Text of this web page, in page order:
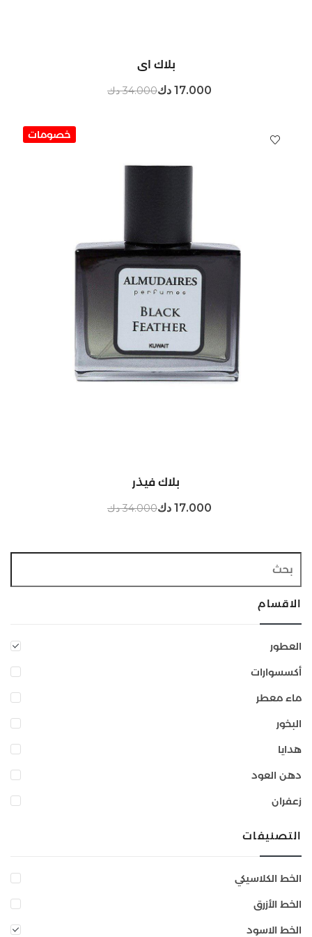
بلاك اي
17.000 دك
34.000 دك
خصومات
بلاك فيذر
17.000 دك
34.000 دك
الاقسام
العطور
أكسسوارات
ماء معطر
البخور
هدايا
دهن العود
زعفران
التصنيفات
الخط الكلاسيكي
الخط الأزرق
الخط الاسود